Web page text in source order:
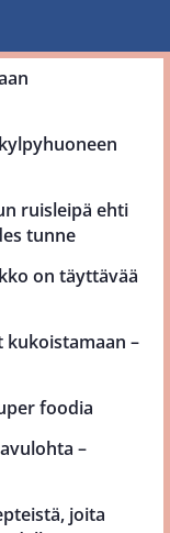
ruisleipä ehti
tunne
on täyttävää
kukoistamaan –
foodia
–
joita